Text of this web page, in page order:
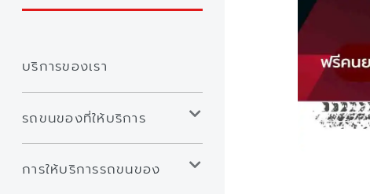
บริการของเรา
รถขนของที่ให้บริการ
การให้บริการรถขนของ